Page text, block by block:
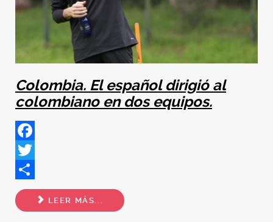
Colombia. El español dirigió al
colombiano en dos equipos.
Facebook
Twitter
Share
LEER MÁS...